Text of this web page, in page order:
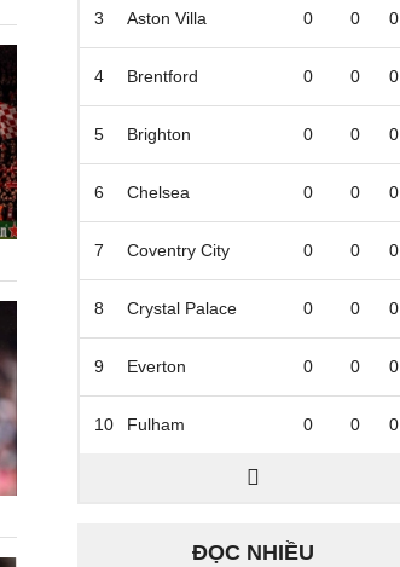
3 Aston Villa 0 0 0
4 Brentford 0 0 0
5 Brighton 0 0 0
6 Chelsea 0 0 0
7 Coventry City 0 0 0
8 Crystal Palace 0 0 0
9 Everton 0 0 0
10 Fulham 0 0 0
ĐỌC NHIỀU